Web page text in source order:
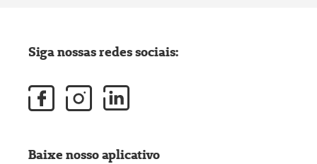
Siga nossas redes sociais:
Baixe nosso aplicativo